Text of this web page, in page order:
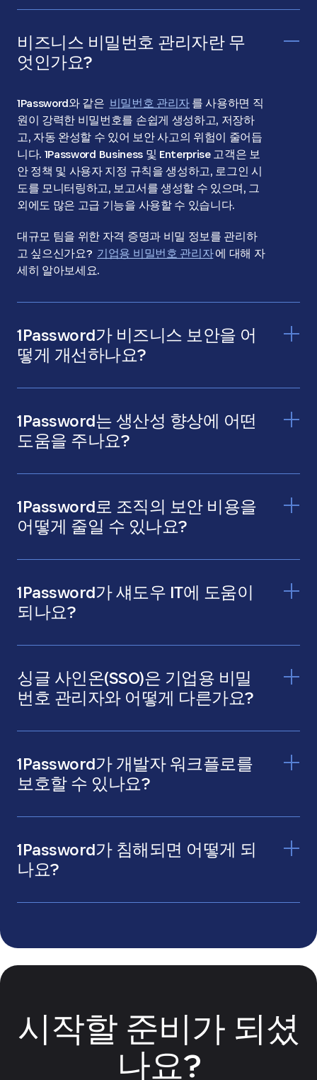
비즈니스 비밀번호 관리자란 무
엇인가요?
1Password와 같은 비밀번호 관리자를 사용하면 직
원이 강력한 비밀번호를 손쉽게 생성하고, 저장하
고, 자동 완성할 수 있어 보안 사고의 위험이 줄어듭
니다. 1Password Business 및 Enterprise 고객은 보
안 정책 및 사용자 지정 규칙을 생성하고, 로그인 시
도를 모니터링하고, 보고서를 생성할 수 있으며, 그
외에도 많은 고급 기능을 사용할 수 있습니다.
대규모 팀을 위한 자격 증명과 비밀 정보를 관리하
고 싶으신가요? 기업용 비밀번호 관리자에 대해 자
세히 알아보세요.
1Password가 비즈니스 보안을 어
떻게 개선하나요?
1Password는 생산성 향상에 어떤
도움을 주나요?
를 재사용하고 있는 것으로 나타났습니다
1Password로 조직의 보안 비용을
어떻게 줄일 수 있나요?
1Password가 섀도우 IT에 도움이
되나요?
서에서 모르고 있는 앱과 도구
싱글 사인온(SSO)은 기업용 비밀
번호 관리자와 어떻게 다른가요?
1Password가 개발자 워크플로를
보호할 수 있나요?
1Password가 침해되면 어떻게 되
나요?
시작할 준비가 되셨
나요?